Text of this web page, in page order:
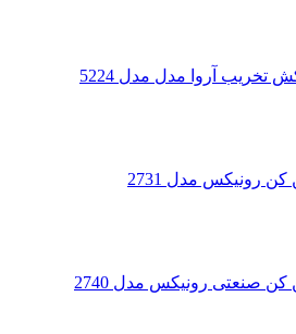
تخریب آروا مدل مدل 5224
کن رونیکس مدل 2731
کن صنعتی رونیکس مدل 2740